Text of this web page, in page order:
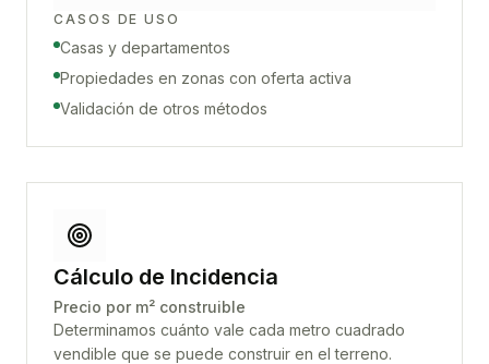
CASOS DE USO
Casas y departamentos
Propiedades en zonas con oferta activa
Validación de otros métodos
Cálculo de Incidencia
Precio por m² construible
Determinamos cuánto vale cada metro cuadrado
vendible que se puede construir en el terreno.